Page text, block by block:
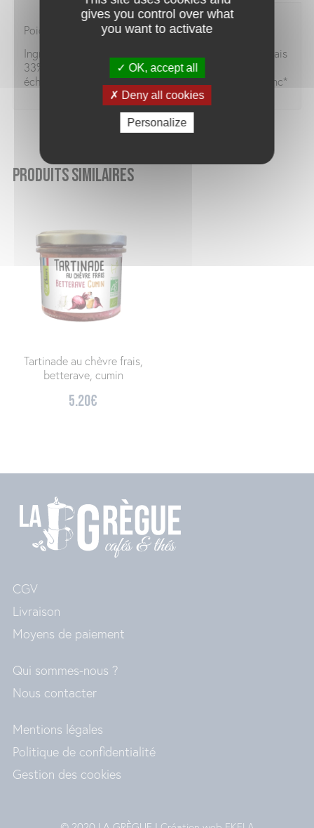
Poids net : 90 g
Ingrédients : Courgette 57,3%*, fromage de chèvre frais
33%*, huile d’olive vierge extra*, sel fin de Guérande,
échalote*, curry 0,8%*, vinaigre de cidre*, poivre blanc*
Produits similaires
Tartinade au chèvre frais,
betterave, cumin
5.20€
CGV
Livraison
Moyens de paiement
Qui sommes-nous ?
Nous contacter
Mentions légales
Politique de confidentialité
Gestion des cookies
gives you control over what
you want to activate
OK, accept all
Deny all cookies
Personalize